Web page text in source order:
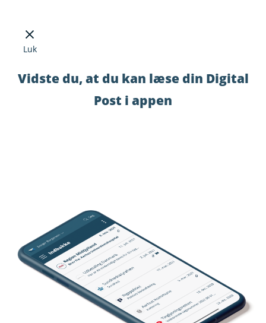
Luk
Vidste du, at du kan læse din Digital
Post i appen